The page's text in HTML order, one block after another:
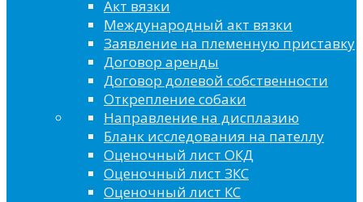
Акт вязки
Международный акт вязки
Заявление на племенную приставку
Договор аренды
Договор долевой собственности
Открепление собаки
Направление на дисплазию
Бланк исследования на пателлу
Оценочный лист ОКД
Оценочный лист ЗКС
Оценочный лист КС